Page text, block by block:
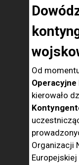
Od
Operacyjne
kierowało
Organizacji